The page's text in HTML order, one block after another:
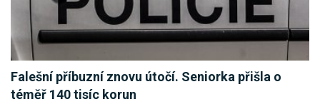
Falešní příbuzní znovu útočí. Seniorka přišla o
téměř 140 tisíc korun